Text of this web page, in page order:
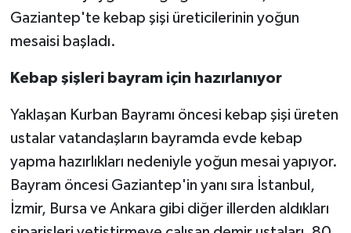
Gaziantep'te kebap şişi üreticilerinin yoğun
mesaisi başladı.
Kebap şişleri bayram için hazırlanıyor
Yaklaşan Kurban Bayramı öncesi kebap şişi üreten
ustalar vatandaşların bayramda evde kebap
yapma hazırlıkları nedeniyle yoğun mesai yapıyor.
Bayram öncesi Gaziantep'in yanı sıra İstanbul,
İzmir, Bursa ve Ankara gibi diğer illerden aldıkları
Video Haber
Yaşam
Yeme-İçme
Yemek